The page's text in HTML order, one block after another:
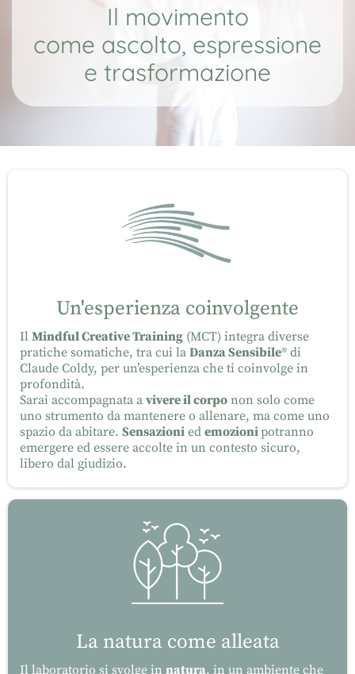
Il movimento
come ascolto, espressione
e trasformazione
Un'esperienza coinvolgente
Il Mindful Creative Training (MCT) integra diverse
pratiche somatiche, tra cui la Danza Sensibile® di
Claude Coldy, per un’esperienza che ti coinvolge in
profondità.
Sarai accompagnata a vivere il corpo non solo come
uno strumento da mantenere o allenare, ma come uno
spazio da abitare. Sensazioni ed emozionipotranno
emergere ed essere accolte in un contesto sicuro,
libero dal giudizio.
La natura come alleata
Il laboratorio si svolge in natura, in un ambiente che